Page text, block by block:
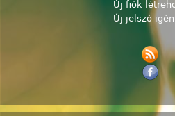
Új fiók
Új jelszó